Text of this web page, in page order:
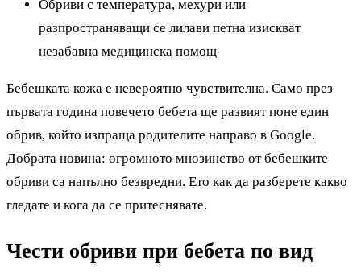
Обриви с температура, мехури или
разпространяващи се лилави петна изискват
незабавна медицинска помощ
Бебешката кожа е невероятно чувствителна. Само през
първата година повечето бебета ще развият поне един
обрив, който изпраща родителите направо в Google.
Добрата новина: огромното мнозинство от бебешките
обриви са напълно безвредни. Ето как да разберете какво
гледате и кога да се притеснявате.
Чести обриви при бебета по вид